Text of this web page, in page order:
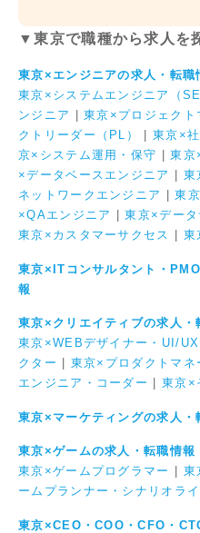
▼東京で職種から求人を
東京×エンジニアの求人・転職
東京×システムエンジニア（SE
ンジニア
|東京×プロジェクト
クトリーダー（PL）
東京×
京×システム運用・保守 |東京
×データベースエンジニア
東
ネットワークエンジニア
|東
×QAエンジニア
|東京×データ
東京×カスタマーサクセス
東
東京×ITコンサルタント・
報
東京×クリエイティブの求人・
東京×WEBデザイナー・UI/UX
クター
東京×プロダクトマネ
エンジニア・コーダー
東京×
東京×マーケティングの求人・
東京×ゲームの求人・転職情報
東京×ゲームプログラマー
東
ームプランナー・シナリオラ
東京×CEO・COO・CFO・